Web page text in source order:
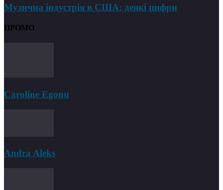
Музична індустрія в США: деякі цифри
ПРОМО
Caroline Egonu
Andra Aleks